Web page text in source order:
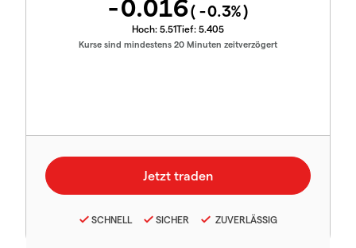
-0.016( -0.3%)
Hoch: 5.51Tief: 5.405
Kurse sind mindestens 20 Minuten zeitverzögert
SCHNELL SICHER ZUVERLÄSSIG